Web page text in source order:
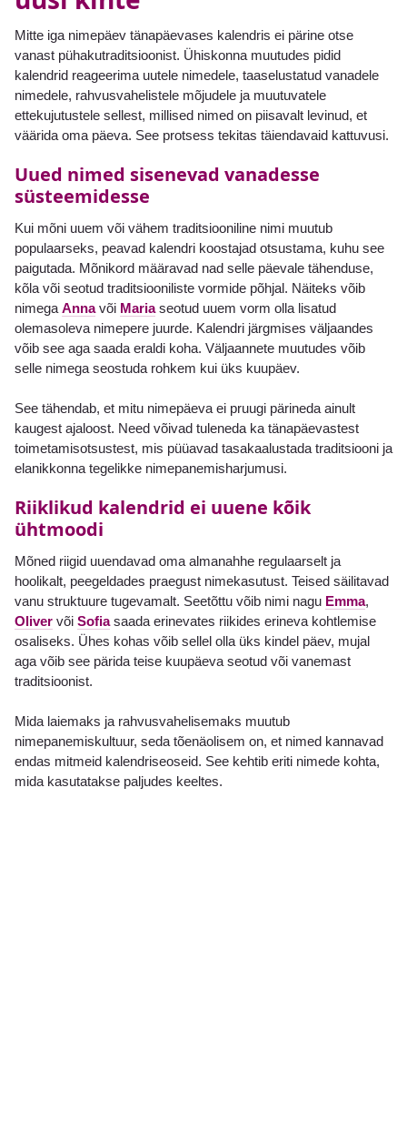
Mitte iga nimepäev tänapäevases kalendris ei pärine otse
vanast pühakutraditsioonist. Ühiskonna muutudes pidid
kalendrid reageerima uutele nimedele, taaselustatud vanadele
nimedele, rahvusvahelistele mõjudele ja muutuvatele
ettekujutustele sellest, millised nimed on piisavalt levinud, et
väärida oma päeva. See protsess tekitas täiendavaid kattuvusi.
Uued nimed sisenevad vanadesse
süsteemidesse
Kui mõni uuem või vähem traditsiooniline nimi muutub
populaarseks, peavad kalendri koostajad otsustama, kuhu see
paigutada. Mõnikord määravad nad selle päevale tähenduse,
kõla või seotud traditsiooniliste vormide põhjal. Näiteks võib
nimegaAnnavõi Mariaseotud uuem vorm olla lisatud
olemasoleva nimepere juurde. Kalendri järgmises väljaandes
võib see aga saada eraldi koha. Väljaannete muutudes võib
selle nimega seostuda rohkem kui üks kuupäev.
See tähendab, et mitu nimepäeva ei pruugi pärineda ainult
kaugest ajaloost. Need võivad tuleneda ka tänapäevastest
toimetamisotsustest, mis püüavad tasakaalustada traditsiooni ja
elanikkonna tegelikke nimepanemisharjumusi.
Riiklikud kalendrid ei uuene kõik
ühtmoodi
Mõned riigid uuendavad oma almanahhe regulaarselt ja
hoolikalt, peegeldades praegust nimekasutust. Teised säilitavad
vanu struktuure tugevamalt. Seetõttu võib nimi nagu Emma,
Oliver või Sofiasaada erinevates riikides erineva kohtlemise
osaliseks. Ühes kohas võib sellel olla üks kindel päev, mujal
aga võib see pärida teise kuupäeva seotud või vanemast
traditsioonist.
Mida laiemaks ja rahvusvahelisemaks muutub
nimepanemiskultuur, seda tõenäolisem on, et nimed kannavad
endas mitmeid kalendriseoseid. See kehtib eriti nimede kohta,
mida kasutatakse paljudes keeltes.